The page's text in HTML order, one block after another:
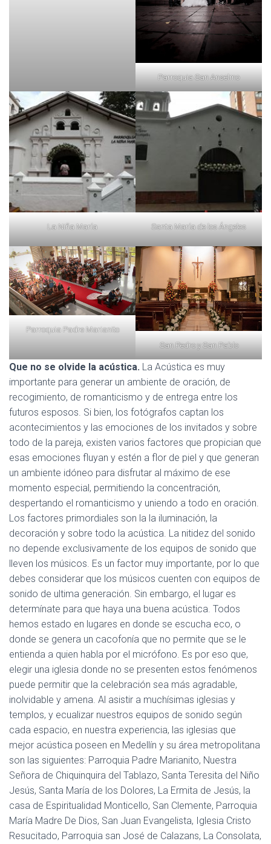
Parroquia San Anselmo
La Niña María Santa María de los Ángeles
Parroquia Padre Marianito
San Pedro y San Pablo
Que no se olvide la acústica. La Acústica es muy
importante para generar un ambiente de oración, de
recogimiento, de romanticismo y de entrega entre los
futuros esposos. Si bien, los fotógrafos captan los
acontecimientos y las emociones de los invitados y sobre
todo de la pareja, existen varios factores que propician que
esas emociones fluyan y estén a flor de piel y que generan
un ambiente idóneo para disfrutar al máximo de ese
momento especial, permitiendo la concentración,
despertando el romanticismo y uniendo a todo en oración.
Los factores primordiales son la la iluminación, la
decoración y sobre todo la acústica. La nitidez del sonido
no depende exclusivamente de los equipos de sonido que
lleven los músicos. Es un factor muy importante, por lo que
debes considerar que los músicos cuenten con equipos de
sonido de ultima generación. Sin embargo, el lugar es
determínate para que haya una buena acústica. Todos
hemos estado en lugares en donde se escucha eco, o
donde se genera un cacofonía que no permite que se le
entienda a quien habla por el micrófono. Es por eso que,
elegir una iglesia donde no se presenten estos fenómenos
puede permitir que la celebración sea más agradable,
inolvidable y amena. Al asistir a muchísimas iglesias y
templos, y ecualizar nuestros equipos de sonido según
cada espacio, en nuestra experiencia, las iglesias que
mejor acústica poseen en Medellín y su área metropolitana
son las siguientes: Parroquia Padre Marianito, Nuestra
Señora de Chiquinquira del Tablazo, Santa Teresita del Niño
Jesús, Santa María de los Dolores, La Ermita de Jesús, la
casa de Espiritualidad Monticello, San Clemente, Parroquia
María Madre De Dios, San Juan Evangelista, Iglesia Cristo
Resucitado, Parroquia san José de Calazans, La Consolata,